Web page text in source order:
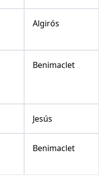
Algirós
Benimaclet
Jesús
Benimaclet